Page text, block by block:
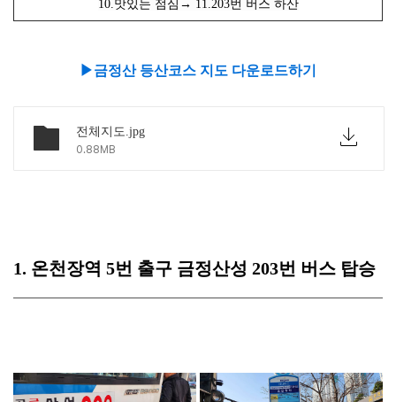
10.맛있는 점심 → 11.203번 버스 하산
▶금정산 등산코스 지도 다운로드하기
전체지도.jpg
0.88MB
1. 온천장역 5번 출구 금정산성 203번 버스 탑승